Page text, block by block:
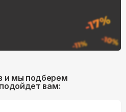
и мы подберем
вам: